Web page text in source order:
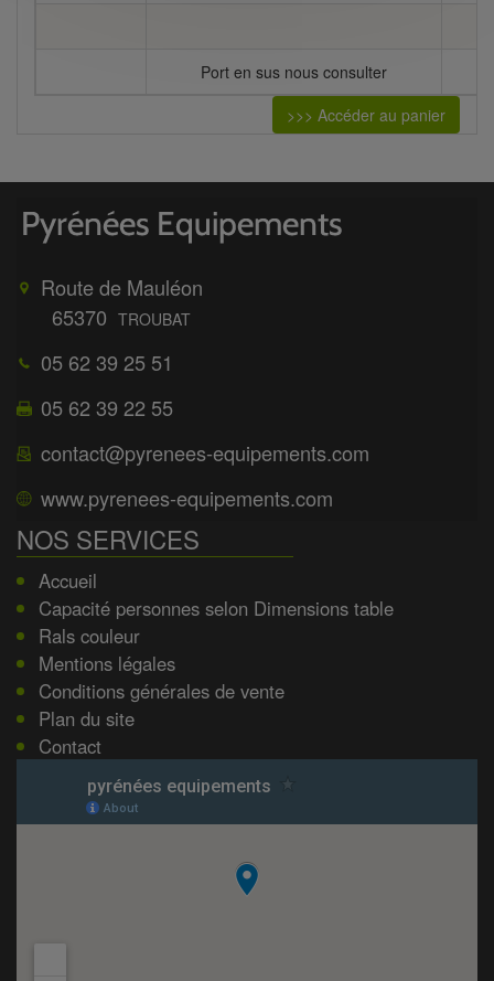
Port en sus nous consulter
>>> Accéder au panier
Route de Mauléon
65370 TROUBAT
05 62 39 25 51
05 62 39 22 55
contact@pyrenees-equipements.com
www.pyrenees-equipements.com
NOS SERVICES
Accueil
Capacité personnes selon Dimensions table
Rals couleur
Mentions légales
Conditions générales de vente
Plan du site
Contact